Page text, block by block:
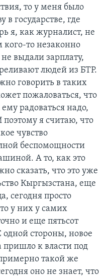
то у меня было
в государстве, где
я, как журналист, не
кого-то незаконно
выдали зарплату,
людей из БТР.
говорить в таких
пожаловаться, что
радоваться надо,
поэтому я считаю, что
чувство
беспомощности
А то, как это
сказать, что это уже
Кыргызстана, еще
сегодня просто
у них у самих
и еще пятьсот
стороны, новое
пришло к власти под
такой же
оно не знает, что